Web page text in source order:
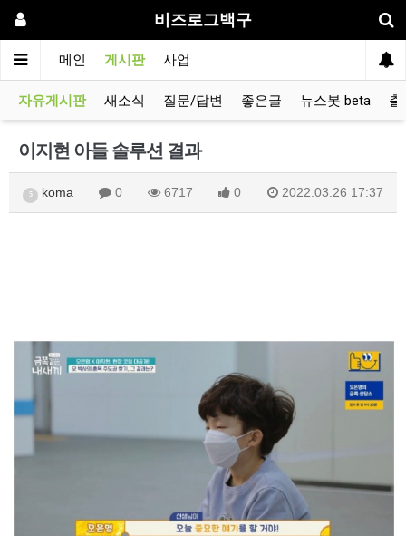
비즈로그백구
메인 게시판 사업
자유게시판 새소식 질문/답변 좋은글 뉴스봇 beta 출
이지현 아들 솔루션 결과
5 koma 0 6717 0 2022.03.26 17:37